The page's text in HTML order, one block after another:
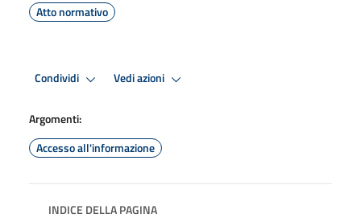
Atto normativo
Condividi Vedi azioni
Argomenti:
Accesso all'informazione
INDICE DELLA PAGINA